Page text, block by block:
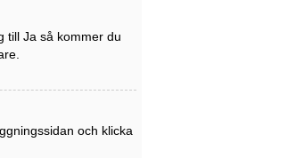
till Ja så kommer du
och klicka